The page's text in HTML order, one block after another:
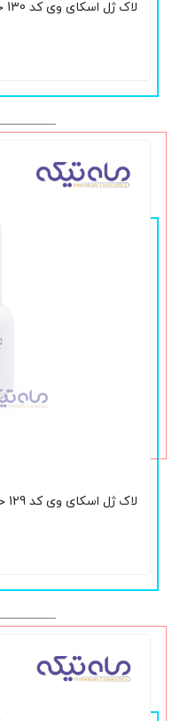
لاک ژل اسکای وی کد 130 حجم 15 میلی لیتر
لاک ژل اسکای وی کد 129 حجم 15 میلی لیتر